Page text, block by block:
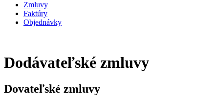
Zmluvy
Faktúry
Objednávky
Dodávateľské zmluvy
Dovateľské zmluvy